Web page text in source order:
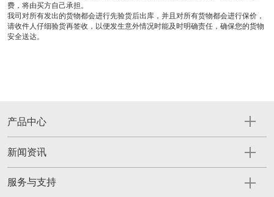
费，将由买方自己承担。
我司对所有发出的货物都会进行先验货后出库，并且对所有货物都会进行保价，
请收件人仔细验货再签收，以便发生意外情况时能及时明确责任，确保您的货物
安全送达。
产品中心
新闻资讯
服务与支持